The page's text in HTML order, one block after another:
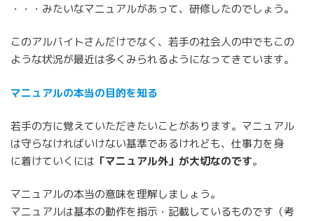
・・・みたいなマニュアルがあって、研修したのでしょう。
このアルバイトさんだけでなく、若手の社会人の中でもこの
ような状況が最近は多くみられるようになってきています。
マニュアルの本当の目的を知る
若手の方に覚えていただきたいことがあります。マニュアル
は守らなければいけない基準であるけれども、仕事力を身
に着けていくには 「マニュアル外」が大切なのです。
マニュアルの本当の意味を理解しましょう。
マニュアルは基本の動作を指示・記載しているものです（考